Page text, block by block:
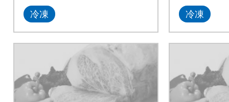
冷凍 冷凍